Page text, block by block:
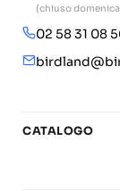
(chiuso
02 58 31 08
CATALOGO